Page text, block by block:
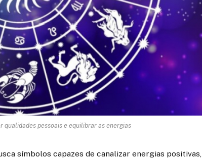
qualidades pessoais e equilibrar as energias
símbolos capazes de canalizar energias positivas,